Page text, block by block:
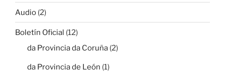
Audio (2)
Boletín Oficial (12)
da Provincia da Coruña (2)
da Provincia de León (1)